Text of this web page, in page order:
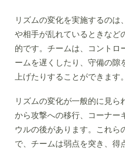
リズムの変化を実施するのは
や相手が乱れているときなど
的です。チームは、コントロ
ームを遅くしたり、守備の隙
上げたりすることができます。
リズムの変化が一般的に見
から攻撃への移行、コーナー
ウルの後があります。これら
で、チームは弱点を突き、得